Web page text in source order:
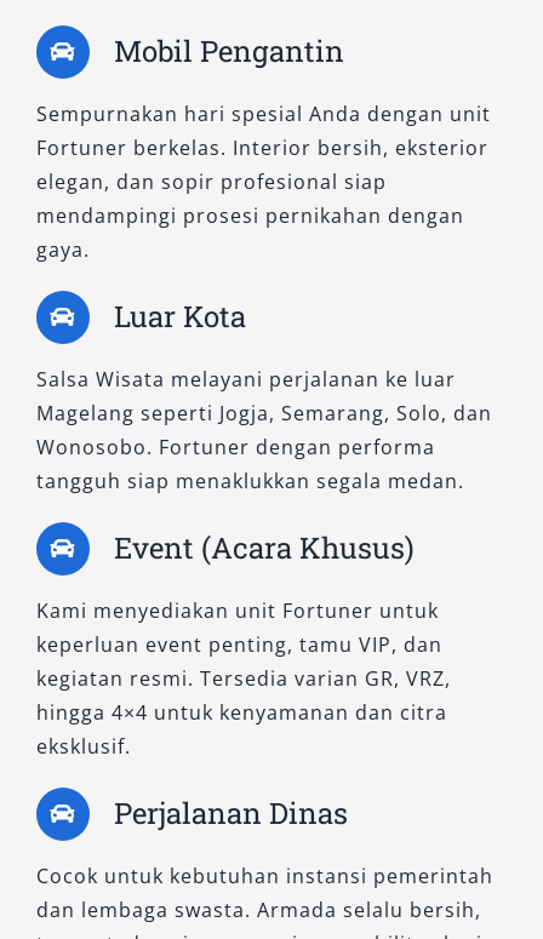
1. Fortuner 2.8 VRZ 4×4 A/T Non RSE
Varian ini cocok bagi pengguna yang
mengutamakan fungsionalitas dan performa
mesin tanpa tambahan hiburan belakang.
Dengan kapasitas mesin besar dan fitur
sewa mobil Fortuner Magelang ke luar kota
yang handal dan nyaman.
2. Fortuner 2.8 VRZ 4×4 A/T
Hadir dengan fasilitas lebih lengkap dibanding
kenyamanan maksimal dengan sistem hiburan
menyeluruh dan ruang kabin lega. Sangat
direkomendasikan untuk rental Fortuner
Magelang bulanan bagi kebutuhan korporasi
maupun dinas luar kota.
3. Fortuner 2.8 GR-S 4×4 A/T
Inilah tipe tertinggi dengan tampilan sporty,
fitur eksklusif khas GR-Sport, dan sistem 4×4
yang kuat. Desain eksterior agresif dipadukan
dengan interior premium menjadikan unit ini
Mobil Pengantin
Sempurnakan hari spesial Anda dengan unit
Fortuner berkelas. Interior bersih, eksterior
elegan, dan sopir profesional siap
mendampingi prosesi pernikahan dengan
gaya.
Luar Kota
Salsa Wisata melayani perjalanan ke luar
Magelang seperti Jogja, Semarang, Solo, dan
Wonosobo. Fortuner dengan performa
tangguh siap menaklukkan segala medan.
Event (Acara Khusus)
Kami menyediakan unit Fortuner untuk
keperluan event penting, tamu VIP, dan
kegiatan resmi. Tersedia varian GR, VRZ,
hingga 4×4 untuk kenyamanan dan citra
eksklusif.
Perjalanan Dinas
Cocok untuk kebutuhan instansi pemerintah
dan lembaga swasta. Armada selalu bersih,